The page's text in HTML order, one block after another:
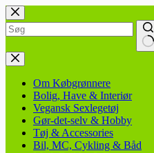
Fortsæt
til
indhold
Ingen
resultater
Om Købgrønnere
Bolig, Have & Interiør
Vegansk Sexlegetøj
Gør-det-selv & Hobby
Tøj & Accessories
Bil, MC, Cykling & Båd